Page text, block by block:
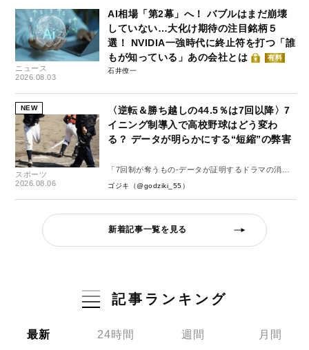
ニュース
2026.08.03
AI相場「第2幕」へ！ バブルはまだ崩壊
していない…大化け期待の注目銘柄５
選！ NVIDIA一強時代に終止符を打つ「誰
もが知っている」あの会社とは
有料
石井僚一
NEW
スポーツ
2026.08.06
〈逆転＆勝ち越しの44.5％は7回以降〉7
イニング制導入で高校野球はどう変わ
る？ データが明らかにする“短縮”の弊害
「7回制が奪うもの-データが証明するドラマの消
失-」
ゴジキ（@godziki_55）
新着記事一覧を見る
記事ランキング
最新 24時間 週間 月間